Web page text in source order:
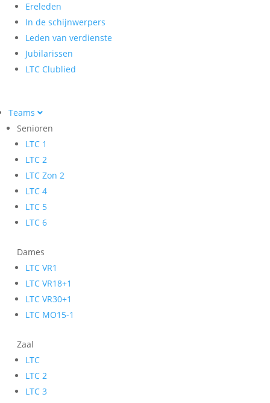
Ereleden
In de schijnwerpers
Leden van verdienste
Jubilarissen
LTC Clublied
Teams
Senioren
LTC 1
LTC 2
LTC Zon 2
LTC 4
LTC 5
LTC 6
Dames
LTC VR1
LTC VR18+1
LTC VR30+1
LTC MO15-1
Zaal
LTC
LTC 2
LTC 3